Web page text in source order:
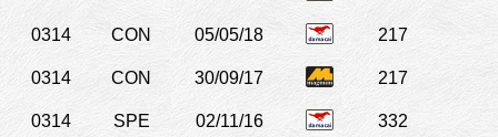
0314 CON 05/05/18 217
0314 CON 30/09/17 217
0314 SPE 02/11/16 332